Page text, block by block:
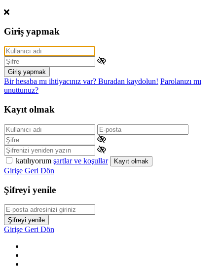
Giriş yapmak
Giriş yapmak
Bir hesaba mı ihtiyacınız var? Buradan kaydolun! Parolanızı mı
unuttunuz?
Kayıt olmak
katılıyorum şartlar ve koşullar Kayıt olmak
Girişe Geri Dön
Şifreyi yenile
Şifreyi yenile
Girişe Geri Dön